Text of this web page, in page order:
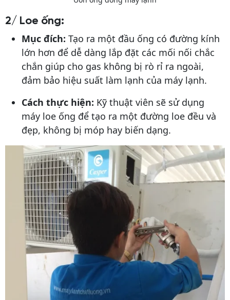
2/ Loe ống:
Mục đích: Tạo ra một đầu ống có đường kính
lớn hơn để dễ dàng lắp đặt các mối nối chắc
chắn giúp cho gas không bị rò rỉ ra ngoài,
đảm bảo hiệu suất làm lạnh của máy lạnh.
Cách thực hiện: Kỹ thuật viên sẽ sử dụng
máy loe ống để tạo ra một đường loe đều và
đẹp, không bị móp hay biến dạng.